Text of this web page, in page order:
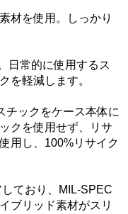
材を使用。しっかり
日常的に使用するス
を軽減します。
チックをケース本体に
クを使用せず、リサ
用し、100%リサイク
ており、MIL-SPEC
ブリッド素材がスリ